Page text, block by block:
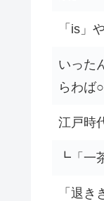
「is」
いった
らわば
江戸時
┗「一
「退